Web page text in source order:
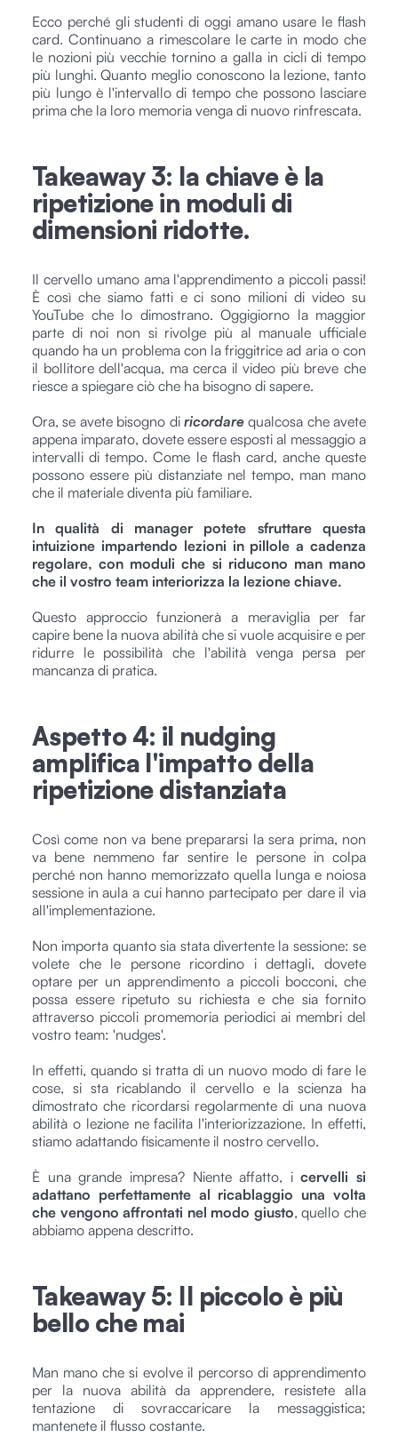
Ecco perché gli studenti di oggi amano usare le flash
card. Continuano a rimescolare le carte in modo che
le nozioni più vecchie tornino a galla in cicli di tempo
più lunghi. Quanto meglio conoscono la lezione, tanto
più lungo è l'intervallo di tempo che possono lasciare
prima che la loro memoria venga di nuovo rinfrescata.
Takeaway 3: la chiave è la
ripetizione in moduli di
dimensioni ridotte.
Il cervello umano ama l'apprendimento a piccoli passi!
È così che siamo fatti e ci sono milioni di video su
YouTube che lo dimostrano. Oggigiorno la maggior
parte di noi non si rivolge più al manuale ufficiale
quando ha un problema con la friggitrice ad aria o con
il bollitore dell'acqua, ma cerca il video più breve che
riesce a spiegare ciò che ha bisogno di sapere.
Ora, se avete bisogno di ricordarequalcosa che avete
appena imparato, dovete essere esposti al messaggio a
intervalli di tempo. Come le flash card, anche queste
possono essere più distanziate nel tempo, man mano
che il materiale diventa più familiare.
In qualità di manager potete sfruttare questa
intuizione impartendo lezioni in pillole a cadenza
regolare, con moduli che si riducono man mano
che il vostro team interiorizza la lezione chiave.
Questo approccio funzionerà a meraviglia per far
capire bene la nuova abilità che si vuole acquisire e per
ridurre le possibilità che l'abilità venga persa per
mancanza di pratica.
Aspetto 4: il nudging
amplifica l'impatto della
ripetizione distanziata
Così come non va bene prepararsi la sera prima, non
va bene nemmeno far sentire le persone in colpa
perché non hanno memorizzato quella lunga e noiosa
sessione in aula a cui hanno partecipato per dare il via
all'implementazione.
Non importa quanto sia stata divertente la sessione: se
volete che le persone ricordino i dettagli, dovete
optare per un apprendimento a piccoli bocconi, che
possa essere ripetuto su richiesta e che sia fornito
attraverso piccoli promemoria periodici ai membri del
vostro team: 'nudges'.
In effetti, quando si tratta di un nuovo modo di fare le
cose, si sta ricablando il cervello e la scienza ha
dimostrato che ricordarsi regolarmente di una nuova
abilità o lezione ne facilita l'interiorizzazione. In effetti,
stiamo adattando fisicamente il nostro cervello.
È una grande impresa? Niente affatto, icervelli si
adattano perfettamente al ricablaggio una volta
che vengono affrontati nel modo giusto, quello che
abbiamo appena descritto.
Takeaway 5: Il piccolo è più
bello che mai
Man mano che si evolve il percorso di apprendimento
per la nuova abilità da apprendere, resistete alla
tentazione di sovraccaricare la messaggistica;
mantenete il flusso costante.